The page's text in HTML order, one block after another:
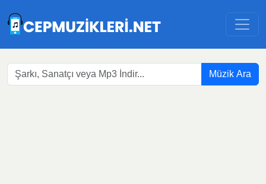
Müzik Ara